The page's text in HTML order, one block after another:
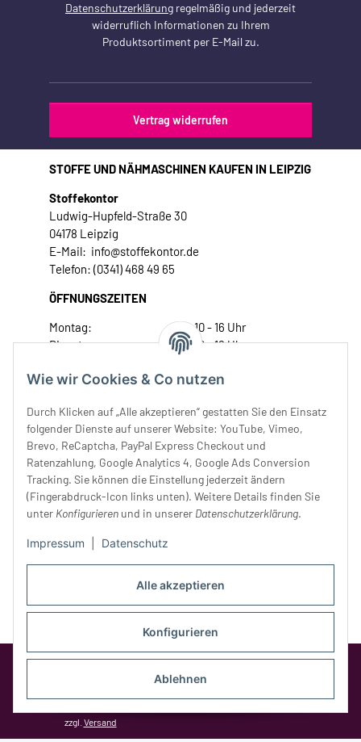
Alle akzeptieren
Konfigurieren
Ablehnen
Wie wir Cookies & Co nutzen
Durch Klicken auf „Alle akzeptieren“ gestatten Sie den Einsatz
folgender Dienste auf unserer Website: YouTube, Vimeo,
Brevo, ReCaptcha, PayPal Express Checkout und
Ratenzahlung, Google Analytics 4, Google Ads Conversion
Tracking. Sie können die Einstellung jederzeit ändern
(Fingerabdruck-Icon links unten). Weitere Details finden Sie
unter Konfigurieren und in unserer Datenschutzerklärung.
Impressum Datenschutz
Datenschutzerklärung regelmäßig und jederzeit
widerruflich Informationen zu Ihrem
Produktsortiment per E-Mail zu.
Vertrag widerrufen
STOFFE UND NÄHMASCHINEN KAUFEN IN LEIPZIG
Stoffekontor
Ludwig-Hupfeld-Straße 30
04178 Leipzig
E-Mail: info@stoffekontor.de
Telefon: (0341) 468 49 65
ÖFFNUNGSZEITEN
Montag:
10 - 16 Uhr
Dienstag:
10 - 16 Uhr
Donnerstag:
10 - 18 Uhr
Samstag:
10 - 14 Uhr
Unser Service
Rechtliches
Opt-Out-Cookie ist nicht gesetzt
zzgl. Versand